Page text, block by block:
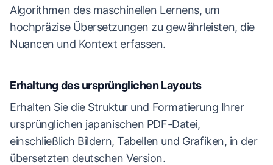
Algorithmen des maschinellen Lernens, um
hochpräzise Übersetzungen zu gewährleisten, die
Nuancen und Kontext erfassen.
Erhaltung des ursprünglichen Layouts
Erhalten Sie die Struktur und Formatierung Ihrer
ursprünglichen japanischen PDF-Datei,
einschließlich Bildern, Tabellen und Grafiken, in der
übersetzten deutschen Version.